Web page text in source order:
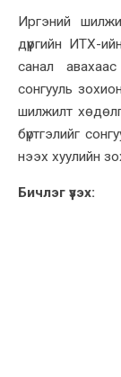
Иргэний
дүүргийн ИТХ-
санал
сонгууль
шилжилт
бүртгэлийг
нээх хуулийн
Бичлэг үзэх: